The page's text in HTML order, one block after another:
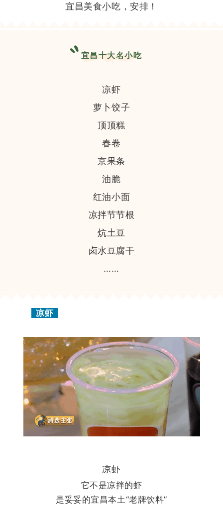
宜昌美食小吃，安排！
宜昌十大名小吃
凉虾
萝卜饺子
顶顶糕
春卷
京果条
油脆
红油小面
凉拌节节根
炕土豆
卤水豆腐干
……
凉虾
凉虾
它不是凉拌的虾
是妥妥的宜昌本土“老牌饮料”